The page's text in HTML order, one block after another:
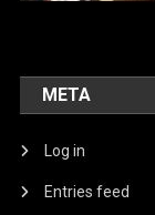
META
Log in
Entries feed